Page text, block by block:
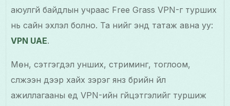
аюулгүй байдлын учраас Free Grass VPN-г турших
нь сайн эхлэл болно. Та үүнийг энд татаж авна уу:
VPN UAE.
Мөн, сэтгэгдэл унших, стриминг, тоглоом,
сүлжээн дээр хайх зэрэг янз бүрийн үйл
ажиллагааны үед VPN-ийн гүйцэтгэлийг туршиж